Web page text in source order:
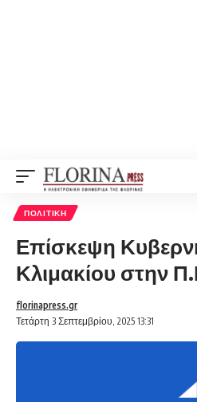
ΠΟΛΙΤΙΚΉ
Επίσκεψη
Κλιμακίου στην
Τετάρτη 3 Σεπτεμβρίου, 2025 13:31
florinapress.gr